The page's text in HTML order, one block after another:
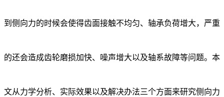
到侧向力的时候会使得齿面接触不均匀、轴承负荷增大，严重
的还会造成齿轮磨损加快、噪声增大以及轴系故障等问题。本
文从力学分析、实际效果以及解决办法三个方面来研究侧向力